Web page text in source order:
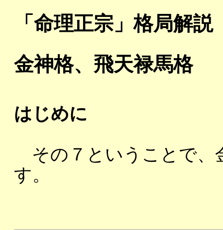
「命理正宗」格局解
金神格、飛天禄馬格
はじめに
その７ということで、
す。